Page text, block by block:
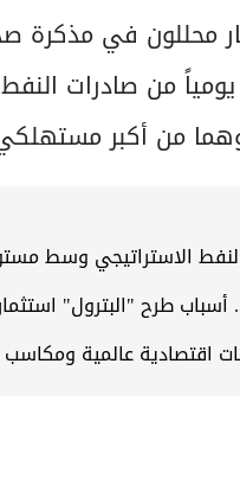
محللون في مذكرة
برميل يومياً من
من أكبر
الاستراتيجي وسط
اقتصادية عالمية ومكاسب